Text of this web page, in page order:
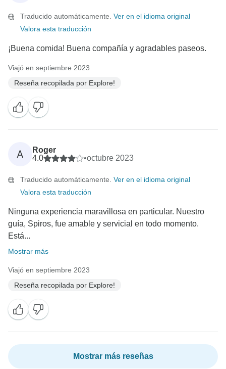
Traducido automáticamente. Ver en el idioma original
Valora esta traducción
¡Buena comida! Buena compañía y agradables paseos.
Viajó en septiembre 2023
Reseña recopilada por Explore!
A
Roger
4.0
•octubre 2023
Traducido automáticamente. Ver en el idioma original
Valora esta traducción
Ninguna experiencia maravillosa en particular. Nuestro
guía, Spiros, fue amable y servicial en todo momento.
Está...
Mostrar más
Viajó en septiembre 2023
Reseña recopilada por Explore!
Mostrar más reseñas